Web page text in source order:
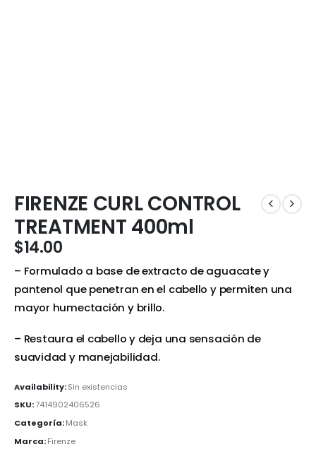
FIRENZE CURL CONTROL
TREATMENT 400ml
$14.00
– Formulado a base de extracto de aguacate y
pantenol que penetran en el cabello y permiten una
mayor humectación y brillo.
– Restaura el cabello y deja una sensación de
suavidad y manejabilidad.
Availability:Sin existencias
SKU:7414902406526
Categoría:Mask
Marca:Firenze